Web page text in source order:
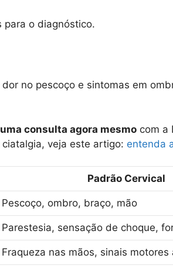
para o diagnóstico.
no pescoço e sintomas em
consulta agora mesmo com a
veja este artigo: entenda
Padrão Cervical
Pescoço, ombro, braço, mão
Parestesia, sensação de choque,
Fraqueza nas mãos, sinais motores